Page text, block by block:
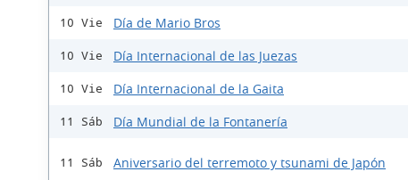
10 Vie Día de Mario Bros
10 Vie Día Internacional de las Juezas
10 Vie Día Internacional de la Gaita
11 Sáb Día Mundial de la Fontanería
11 Sáb Aniversario del terremoto y tsunami de Japón